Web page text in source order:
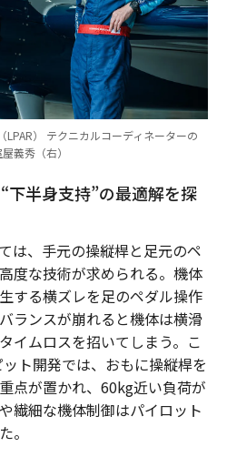
LPAR） テクニカルコーディネーターの
義秀（右）
下半身支持”の最適解を探
は、手元の操縦桿と足元のペ
度な技術が求められる。機体
する横ズレを足のペダル操作
ランスが崩れると機体は横滑
イムロスを招いてしまう。こ
ト開発では、おもに操縦桿を
点が置かれ、60kg近い負荷が
繊細な機体制御はパイロット
。